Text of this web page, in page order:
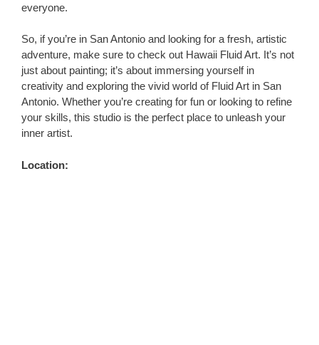
everyone.
So, if you’re in San Antonio and looking for a fresh, artistic
adventure, make sure to check out Hawaii Fluid Art. It’s not
just about painting; it’s about immersing yourself in
creativity and exploring the vivid world of Fluid Art in San
Antonio. Whether you’re creating for fun or looking to refine
your skills, this studio is the perfect place to unleash your
inner artist.
Location: